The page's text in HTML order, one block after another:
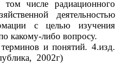
числе радиационного
деятельностью
с целью изучения
какому-либо вопросу.
и понятий. 4.изд.
2002г)